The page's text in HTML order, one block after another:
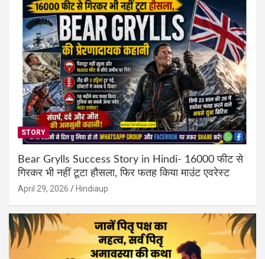
STORY
Bear Grylls Success Story in Hindi- 16000 फीट से
गिरकर भी नहीं टूटा हौसला, फिर फतह किया माउंट एवरेस्ट
April 29, 2026 Hindiaup